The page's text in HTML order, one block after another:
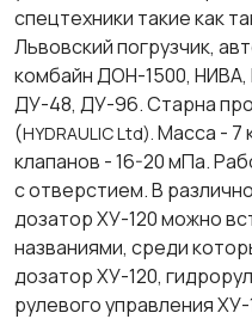
спецтехники такие как
Львовский погрузчик,
комбайн ДОН-1500, НИВА,
ДУ-48, ДУ-96. Старна
(HYDRAULIC Ltd). Масса - 7
клапанов - 16-20 мПа.
с отверстием. В
дозатор ХУ-120 можно
названиями, среди
дозатор ХУ-120,
рулевого управления ХУ-